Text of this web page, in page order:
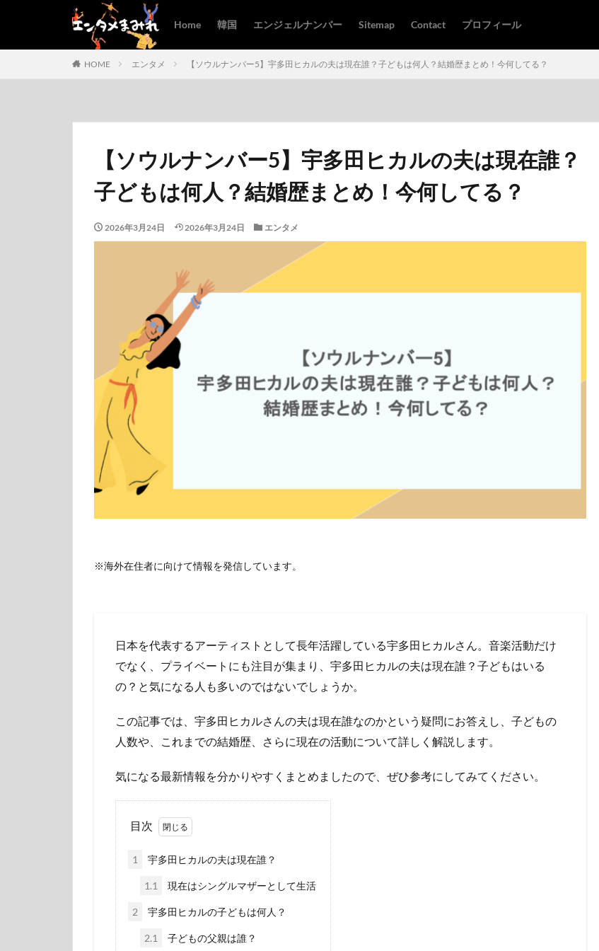
Home 韓国 エンジェルナンバー Sitemap Contact プロフィール
HOME エンタメ 【ソウルナンバー5】宇多田ヒカルの夫は現在誰？子どもは何人？結婚歴まとめ！今何してる？
【ソウルナンバー5】宇多田ヒカルの夫は現在誰？
子どもは何人？結婚歴まとめ！今何してる？
2026年3月24日 2026年3月24日 エンタメ
※海外在住者に向けて情報を発信しています。
日本を代表するアーティストとして長年活躍している宇多田ヒカルさん。音楽活動だけ
でなく、プライベートにも注目が集まり、宇多田ヒカルの夫は現在誰？子どもはいる
の？と気になる人も多いのではないでしょうか。
この記事では、宇多田ヒカルさんの夫は現在誰なのかという疑問にお答えし、子どもの
人数や、これまでの結婚歴、さらに現在の活動について詳しく解説します。
気になる最新情報を分かりやすくまとめましたので、ぜひ参考にしてみてください。
目次
1 宇多田ヒカルの夫は現在誰？
1.1 現在はシングルマザーとして生活
2 宇多田ヒカルの子どもは何人？
2.1 子どもの父親は誰？